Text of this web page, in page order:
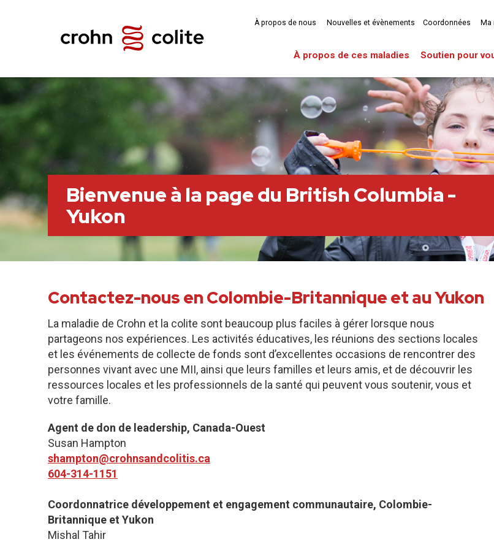
À propos de ces maladies Soutien pour
À propos de nous Nouvelles et évènements Coordonnées Ma
Bienvenue à la page du British Columbia -
Yukon
Contactez-nous en Colombie-Britannique et au Yukon
La maladie de Crohn et la colite sont beaucoup plus faciles à gérer lorsque nous
partageons nos expériences. Les activités éducatives, les réunions des sections locales
et les événements de collecte de fonds sont d’excellentes occasions de rencontrer des
personnes vivant avec une MII, ainsi que leurs familles et leurs amis, et de découvrir les
ressources locales et les professionnels de la santé qui peuvent vous soutenir, vous et
votre famille.
Agent de don de leadership, Canada-Ouest
Susan Hampton
shampton@crohnsandcolitis.ca
604-314-1151
Coordonnatrice développement et engagement communautaire, Colombie-
Britannique et Yukon
Mishal Tahir